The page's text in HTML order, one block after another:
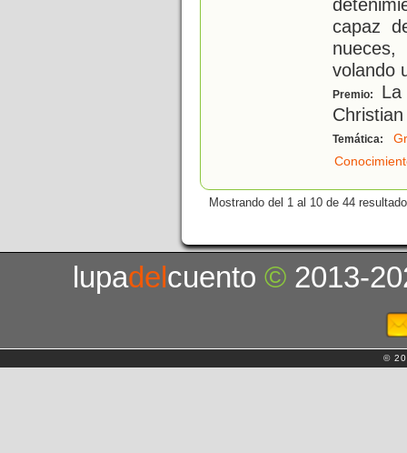
capaz
volando
Premio:
La
Temática:
Mostrando del 1 al 10 de 44
lupadelcuento© 2013-
©